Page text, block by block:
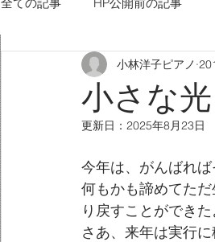
小さな光
小林洋子ピアノ
更新日： 2025年8月23日
今年は、がんばれ
何もかも諦めてた
り戻すことができ
さあ、来年は実行